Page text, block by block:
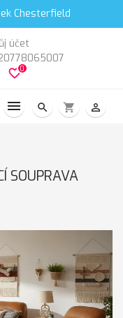
Chesterfield
účet
favorite_border0
search shopping_cart person_outline
SOUPRAVA